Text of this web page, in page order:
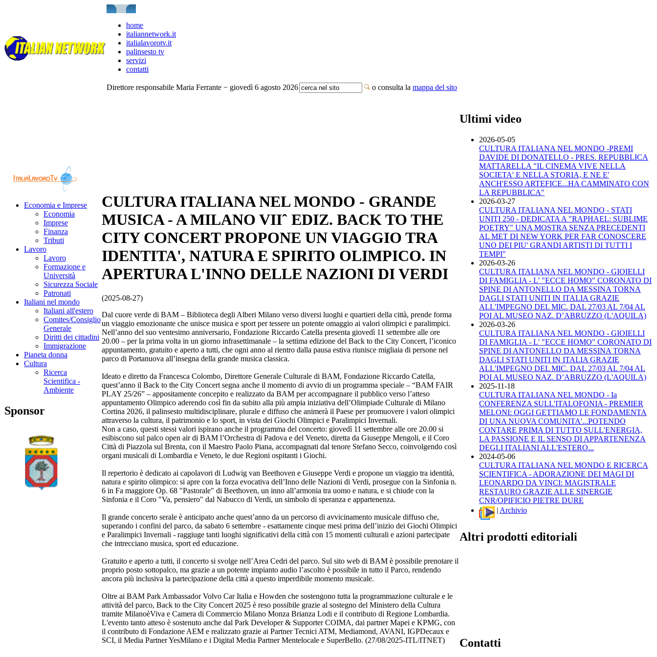
home
italiannetwork.it
italialavorotv.it
palinsesto tv
servizi
contatti
Direttore responsabile Maria Ferrante − giovedì 6 agosto 2026 o consulta la mappa del sito
Economia e Imprese
Economia
Imprese
Finanza
Tributi
Lavoro
Lavoro
Formazione e
Università
Sicurezza Sociale
Patronati
Italiani nel mondo
Italiani all'estero
Comites/Consiglio
Generale
Diritti dei cittadini
Immigrazione
Pianeta donna
Cultura
Ricerca
Scientifica -
Ambiente
Sponsor
CULTURA ITALIANA NEL MONDO - GRANDE
MUSICA - A MILANO VIIˆ EDIZ. BACK TO THE
CITY CONCERT PROPONE UN VIAGGIO TRA
IDENTITA', NATURA E SPIRITO OLIMPICO. IN
APERTURA L'INNO DELLE NAZIONI DI VERDI
(2025-08-27)
Dal cuore verde di BAM – Biblioteca degli Alberi Milano verso diversi luoghi e quartieri della città, prende forma
un viaggio emozionante che unisce musica e sport per tessere un potente omaggio ai valori olimpici e paralimpici.
Nell’anno del suo ventesimo anniversario, Fondazione Riccardo Catella presenta giovedì 11 settembre alle ore
20.00 – per la prima volta in un giorno infrasettimanale – la settima edizione del Back to the City Concert, l’iconico
appuntamento, gratuito e aperto a tutti, che ogni anno al rientro dalla pausa estiva riunisce migliaia di persone nel
parco di Portanuova all’insegna della grande musica classica.
Ideato e diretto da Francesca Colombo, Direttore Generale Culturale di BAM, Fondazione Riccardo Catella,
quest’anno il Back to the City Concert segna anche il momento di avvio di un programma speciale – “BAM FAIR
PLAY 25/26” – appositamente concepito e realizzato da BAM per accompagnare il pubblico verso l’atteso
appuntamento Olimpico aderendo così fin da subito alla più ampia iniziativa dell’Olimpiade Culturale di Milano
Cortina 2026, il palinsesto multidisciplinare, plurale e diffuso che animerà il Paese per promuovere i valori olimpici
attraverso la cultura, il patrimonio e lo sport, in vista dei Giochi Olimpici e Paralimpici Invernali.
Non a caso, questi stessi valori ispirano anche il programma del concerto: giovedì 11 settembre alle ore 20.00 si
esibiscono sul palco open air di BAM l’Orchestra di Padova e del Veneto, diretta da Giuseppe Mengoli, e il Coro
Città di Piazzola sul Brenta, con il Maestro Paolo Piana, accompagnati dal tenore Stefano Secco, coinvolgendo così
organi musicali di Lombardia e Veneto, le due Regioni ospitanti i Giochi.
Il repertorio è dedicato ai capolavori di Ludwig van Beethoven e Giuseppe Verdi e propone un viaggio tra identità,
natura e spirito olimpico: si apre con la forza evocativa dell’Inno delle Nazioni di Verdi, prosegue con la Sinfonia n.
6 in Fa maggiore Op. 68 "Pastorale" di Beethoven, un inno all’armonia tra uomo e natura, e si chiude con la
Sinfonia e il Coro "Va, pensiero" dal Nabucco di Verdi, un simbolo di speranza e appartenenza.
Il grande concerto serale è anticipato anche quest’anno da un percorso di avvicinamento musicale diffuso che,
superando i confini del parco, da sabato 6 settembre - esattamente cinque mesi prima dell’inizio dei Giochi Olimpici
e Paralimpici Invernali - raggiuge tanti luoghi significativi della città con 15 momenti culturali e azioni partecipate
che intrecciano musica, sport ed educazione.
Gratuito e aperto a tutti, il concerto si svolge nell’Area Cedri del parco. Sul sito web di BAM è possibile prenotare il
proprio posto sottopalco, ma grazie a un potente impianto audio l’ascolto è possibile in tutto il Parco, rendendo
ancora più inclusiva la partecipazione della città a questo imperdibile momento musicale.
Oltre ai BAM Park Ambassador Volvo Car Italia e Howden che sostengono tutta la programmazione culturale e le
attività del parco, Back to the City Concert 2025 è reso possibile grazie al sostegno del Ministero della Cultura
tramite MilanoèViva e Camera di Commercio Milano Monza Brianza Lodi e il contributo di Regione Lombardia.
L'evento tanto atteso è sostenuto anche dal Park Developer & Supporter COIMA, dai partner Mapei e KPMG, con
il contributo di Fondazione AEM e realizzato grazie ai Partner Tecnici ATM, Mediamond, AVANI, IGPDecaux e
SCI, il Media Partner YesMilano e i Digital Media Partner Mentelocale e SuperBello. (27/08/2025-ITL/ITNET)
Ultimi video
2026-05-05
CULTURA ITALIANA NEL MONDO -PREMI
DAVIDE DI DONATELLO - PRES. REPUBBLICA
MATTARELLA "IL CINEMA VIVE NELLA
SOCIETA' E NELLA STORIA, E NE E'
ANCH'ESSO ARTEFICE...HA CAMMINATO CON
LA REPUBBLICA"
2026-03-27
CULTURA ITALIANA NEL MONDO - STATI
UNITI 250 - DEDICATA A "RAPHAEL: SUBLIME
POETRY" UNA MOSTRA SENZA PRECEDENTI
AL MET DI NEW YORK PER FAR CONOSCERE
UNO DEI PIU' GRANDI ARTISTI DI TUTTI I
TEMPI"
2026-03-26
CULTURA ITALIANA NEL MONDO - GIOIELLI
DI FAMIGLIA - L' "ECCE HOMO" CORONATO DI
SPINE DI ANTONELLO DA MESSINA TORNA
DAGLI STATI UNITI IN ITALIA GRAZIE
ALL'IMPEGNO DEL MIC. DAL 27/03 AL 7/04 AL
POI AL MUSEO NAZ. D’ABRUZZO (L'AQUILA)
2026-03-26
CULTURA ITALIANA NEL MONDO - GIOIELLI
DI FAMIGLIA - L' "ECCE HOMO" CORONATO DI
SPINE DI ANTONELLO DA MESSINA TORNA
DAGLI STATI UNITI IN ITALIA GRAZIE
ALL'IMPEGNO DEL MIC. DAL 27/03 AL 7/04 AL
POI AL MUSEO NAZ. D’ABRUZZO (L'AQUILA)
2025-11-18
CULTURA ITALIANA NEL MONDO - Ia
CONFERENZA SULL'ITALOFONIA - PREMIER
MELONI: OGGI GETTIAMO LE FONDAMENTA
DI UNA NUOVA COMUNITA'...POTENDO
CONTARE PRIMA DI TUTTO SULL'ENERGIA,
LA PASSIONE E IL SENSO DI APPARTENENZA
DEGLI ITALIANI ALL'ESTERO...
2024-05-06
CULTURA ITALIANA NEL MONDO E RICERCA
SCIENTIFICA - ADORAZIONE DEI MAGI DI
LEONARDO DA VINCI: MAGISTRALE
RESTAURO GRAZIE ALLE SINERGIE
CNR/OPIFICIO PIETRE DURE
| Archivio
Altri prodotti editoriali
Contatti